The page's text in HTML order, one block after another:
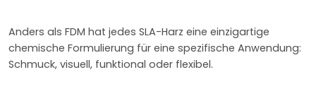
Anders als FDM hat jedes SLA-Harz eine einzigartige
chemische Formulierung für eine spezifische Anwendung:
Schmuck, visuell, funktional oder flexibel.